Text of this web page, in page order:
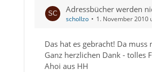
Adressbücher werden
schollzo 1. November 2010
Das hat es gebracht! Da
Ganz herzlichen Dank - tolles
Ahoi aus HH